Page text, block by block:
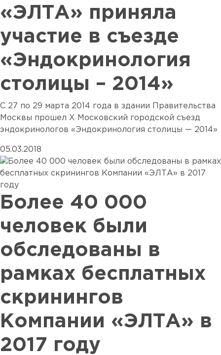
«ЭЛТА» приняла
участие в съезде
«Эндокринология
столицы – 2014»
С 27 по 29 марта 2014 года в здании Правительства
Москвы прошел Х Московский городской съезд
эндокринологов «Эндокринология столицы — 2014»
05.03.2018
Более 40 000
человек были
обследованы в
рамках бесплатных
скринингов
Компании «ЭЛТА» в
2017 году